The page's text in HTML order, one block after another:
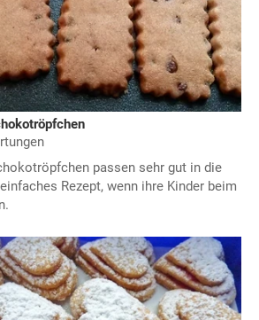
passen sehr gut in die
Rezept, wenn ihre Kinder beim